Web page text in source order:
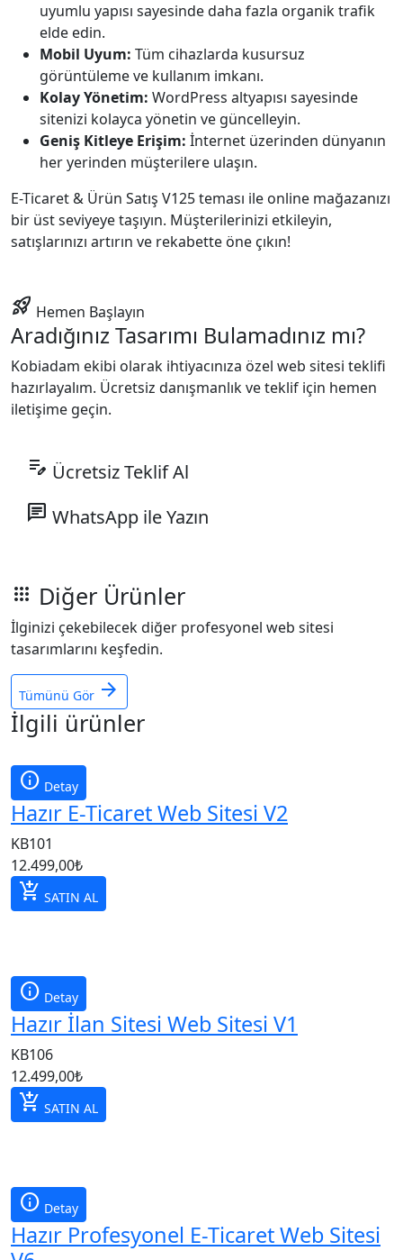
uyumlu yapısı sayesinde daha fazla organik trafik
elde edin.
Mobil Uyum: Tüm cihazlarda kusursuz
görüntüleme ve kullanım imkanı.
Kolay Yönetim: WordPress altyapısı sayesinde
sitenizi kolayca yönetin ve güncelleyin.
Geniş Kitleye Erişim: İnternet üzerinden dünyanın
her yerinden müşterilere ulaşın.
E-Ticaret & Ürün Satış V125 teması ile online mağazanızı
bir üst seviyeye taşıyın. Müşterilerinizi etkileyin,
satışlarınızı artırın ve rekabette öne çıkın!
rocket_launch Hemen Başlayın
Aradığınız Tasarımı Bulamadınız mı?
Kobiadam ekibi olarak ihtiyacınıza özel web sitesi teklifi
hazırlayalım. Ücretsiz danışmanlık ve teklif için hemen
iletişime geçin.
edit_note Ücretsiz Teklif Al
chat WhatsApp ile Yazın
apps Diğer Ürünler
İlginizi çekebilecek diğer profesyonel web sitesi
tasarımlarını keşfedin.
Tümünü Gör arrow_forward
İlgili ürünler
info Detay
Hazır E-Ticaret Web Sitesi V2
KB101
12.499,00₺
add_shopping_cart SATIN AL
info Detay
Hazır İlan Sitesi Web Sitesi V1
KB106
12.499,00₺
add_shopping_cart SATIN AL
info Detay
Hazır Profesyonel E-Ticaret Web Sitesi